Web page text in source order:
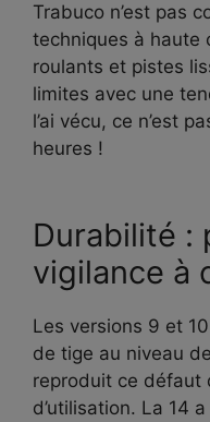
Trabuco n’est pas
techniques à haute
roulants et pistes
limites avec une
l’ai vécu, ce n’est
heures !
Durabilité :
vigilance à
Les versions 9 et
de tige au niveau
reproduit ce défaut
d’utilisation. La 14